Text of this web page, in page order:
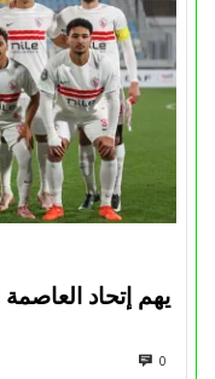
يهم إتحاد
0